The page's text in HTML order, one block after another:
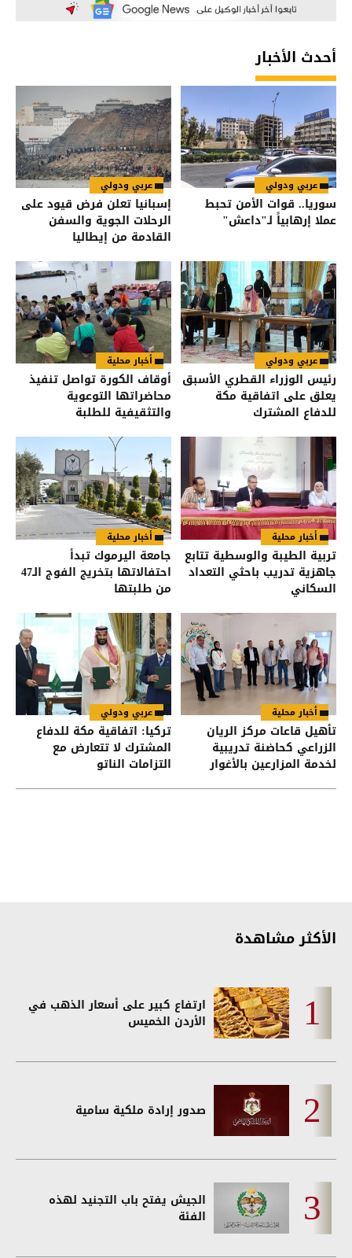
أحدث الأخبار
عربي ودولي
سوريا.. قوات الأمن تحبط
عملا إرهابياً لـ"داعش"
عربي ودولي
إسبانيا تعلن فرض قيود على
الرحلات الجوية والسفن
القادمة من إيطاليا
عربي ودولي
رئيس الوزراء القطري الأسبق
يعلق على اتفاقية مكة
للدفاع المشترك
أخبار محلية
أوقاف الكورة تواصل تنفيذ
محاضراتها التوعوية
والتثقيفية للطلبة
أخبار محلية
تربية الطيبة والوسطية تتابع
جاهزية تدريب باحثي التعداد
السكاني
أخبار محلية
جامعة اليرموك تبدأ
احتفالاتها بتخريج الفوج الـ47
من طلبتها
أخبار محلية
تأهيل قاعات مركز الريان
الزراعي كحاضنة تدريبية
لخدمة المزارعين بالأغوار
عربي ودولي
تركيا: اتفاقية مكة للدفاع
المشترك لا تتعارض مع
التزامات الناتو
الأكثر مشاهدة
ارتفاع كبير على أسعار الذهب في
الأردن الخميس
صدور إرادة ملكية سامية
الجيش يفتح باب التجنيد لهذه
الفئة